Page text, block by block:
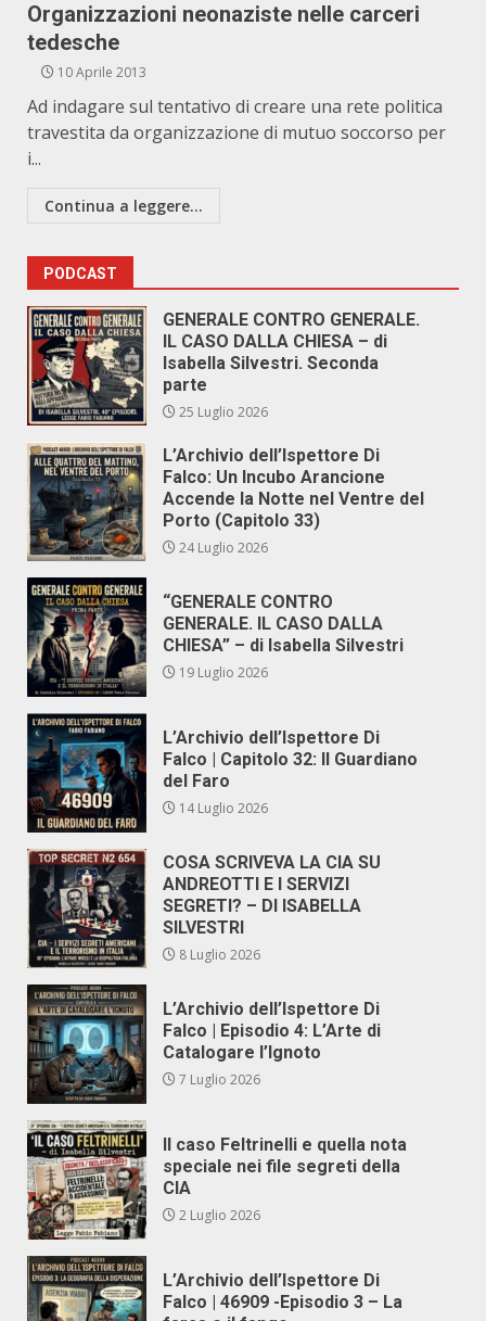
Organizzazioni neonaziste nelle carceri
tedesche
10 Aprile 2013
Ad indagare sul tentativo di creare una rete politica
travestita da organizzazione di mutuo soccorso per
i...
Continua a leggere...
PODCAST
GENERALE CONTRO GENERALE.
IL CASO DALLA CHIESA – di
Isabella Silvestri. Seconda
parte
25 Luglio 2026
L’Archivio dell’Ispettore Di
Falco: Un Incubo Arancione
Accende la Notte nel Ventre del
Porto (Capitolo 33)
24 Luglio 2026
“GENERALE CONTRO
GENERALE. IL CASO DALLA
CHIESA” – di Isabella Silvestri
19 Luglio 2026
L’Archivio dell’Ispettore Di
Falco | Capitolo 32: Il Guardiano
del Faro
14 Luglio 2026
COSA SCRIVEVA LA CIA SU
ANDREOTTI E I SERVIZI
SEGRETI? – DI ISABELLA
SILVESTRI
8 Luglio 2026
L’Archivio dell’Ispettore Di
Falco | Episodio 4: L’Arte di
Catalogare l’Ignoto
7 Luglio 2026
Il caso Feltrinelli e quella nota
speciale nei file segreti della
CIA
2 Luglio 2026
L’Archivio dell’Ispettore Di
Falco | 46909 -Episodio 3 – La